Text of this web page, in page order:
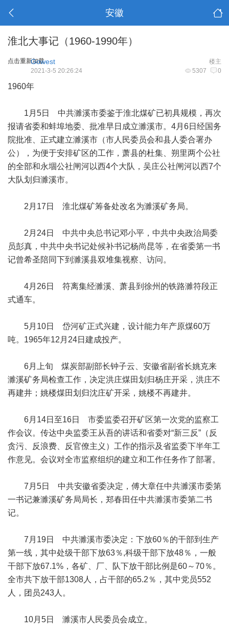
安徽
淮北大事记（1960-1990年）
点击重新加载 楼主
Gowest
5307 0
2021-3-5 20:26:24
1960年
1月5日 中共濉溪市委鉴于淮北煤矿已初具规模，再次
报请省委和蚌埠地委、批准早日成立濉溪市。4月6日经国务
院批准、正式建立濉溪市（市人民委员会和县人委合署办
公），为便于安排矿区的工作，萧县的杜集、朔里两个公社
的全部和永堌公社闸河以西4个大队，吴庄公社闸河以西7个
大队划归濉溪市。
2月17日 淮北煤矿筹备处改名为濉溪矿务局。
2月24日 中共中央总书记邓小平，中共中央政治局委
员彭真，中共中央书记处候补书记杨尚昆等，在省委第一书
记曾希圣陪同下到濉溪县双堆集视察、访问。
4月26日 符离集经濉溪、萧县到徐州的铁路濉符段正
式通车。
5月10日 岱河矿正式兴建，设计能力年产原煤60万
吨。1965年12月24日建成投产。
6月上旬 煤炭部副部长钟子云、安徽省副省长姚克来
濉溪矿务局检查工作，决定洪庄煤田划归杨庄开采，洪庄不
再建井；姚楼煤田划归沈庄矿开采，姚楼不再建井。
6月14日至16日 市委监委召开矿区第一次党的监察工
作会议。传达中央监委王从吾的讲话和省委对“新三反”（反
贪污、反浪费、反官僚主义）工作的指示及省监委下半年工
作意见。会议对全市监察组织的建立和工作任务作了部署。
7月5日 中共安徽省委决定，傅大章任中共濉溪市委第
一书记兼濉溪矿务局局长，郑春田任中共濉溪市委第二书
记。
7月19日 中共濉溪市委决定：下放60％的干部到生产
第一线，其中处级干部下放63％,科级干部下放48％，一般
干部下放67.1%，各矿、厂、队下放干部比例是60～70％。
全市共下放干部1308人，占干部的65.2％，其中党员552
人，团员243人。
10月5日 濉溪市人民委员会成立。